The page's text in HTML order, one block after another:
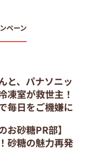
ペーン
と、パナソニッ
凍室が救世主！
毎日をご機嫌に
お砂糖PR部】
砂糖の魅力再発